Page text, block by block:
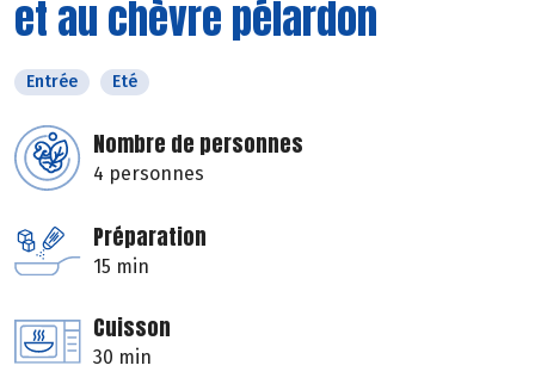
et au chèvre pélardon
Entrée Eté
Nombre de personnes
4 personnes
Préparation
15 min
Cuisson
30 min